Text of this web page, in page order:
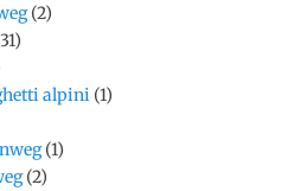
(2)
alpini (1)
(1)
(2)